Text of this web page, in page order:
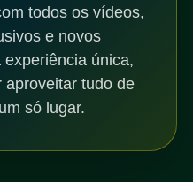
todos os vídeos,
e novos
única,
aproveitar tudo de
só lugar.